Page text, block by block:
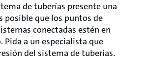
de tuberías presente una
posible que los puntos de
conectadas estén en
a un especialista que
del sistema de tuberías.